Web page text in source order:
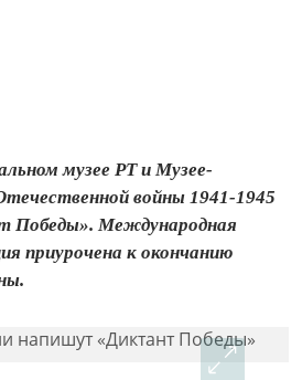
музее РТ и Музее-
войны 1941-1945
Победы». Международная
приурочена к окончанию